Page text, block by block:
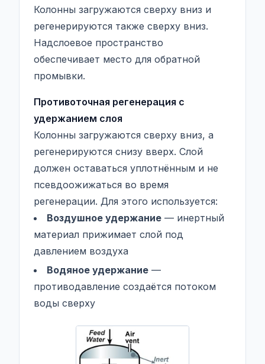
Колонны загружаются сверху вниз и
регенерируются также сверху вниз.
Надслоевое пространство
обеспечивает место для обратной
промывки.
Противоточная регенерация с
удержанием слоя
Колонны загружаются сверху вниз, а
регенерируются снизу вверх. Слой
должен оставаться уплотнённым и не
псевдоожижаться во время
регенерации. Для этого используется:
Воздушное удержание — инертный
материал прижимает слой под
давлением воздуха
Водяное удержание —
противодавление создаётся потоком
воды сверху